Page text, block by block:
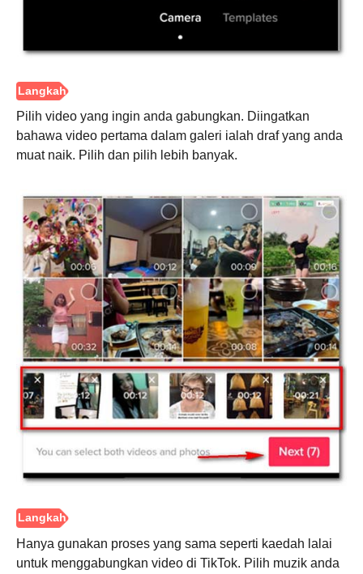
Pilih video yang ingin anda gabungkan. Diingatkan
bahawa video pertama dalam galeri ialah draf yang anda
muat naik. Pilih dan pilih lebih banyak.
Hanya gunakan proses yang sama seperti kaedah lalai
untuk menggabungkan video di TikTok. Pilih muzik anda